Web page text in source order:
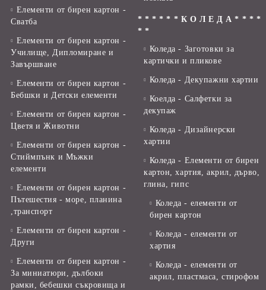
Елементи от бирен картон -
Сватба
Елементи от бирен картон -
Училище, Дипломиране и
Завършване
Елементи от бирен картон -
Бебшки и Детски елементи
Елементи от бирен картон -
Цветя и Животни
Елементи от бирен картон -
Стиймпънк и Мъжки
елементи
Елементи от бирен картон -
Пътешестия - море, планина
,транспорт
Елементи от бирен картон -
Други
Елементи от бирен картон -
За миниатюри, дълбоки
рамки, бебешки съкровища и
* * * * * * К О Л Е Д А * * * *
* *
Коледа - Заготовки за
картички и пликове
Коледа - Декупажни хартии
Коелда - Салфетки за
декупаж
Коледа - Дизайнерски
хартии
Коледа - Eлементи от бирен
картон, хартия, акрил, дърво,
глина, гипс
Коледа - елементи от
бирен картон
Коледа - елементи от
хартия
Коледа - елементи от
акрил, пластмаса, стирофом